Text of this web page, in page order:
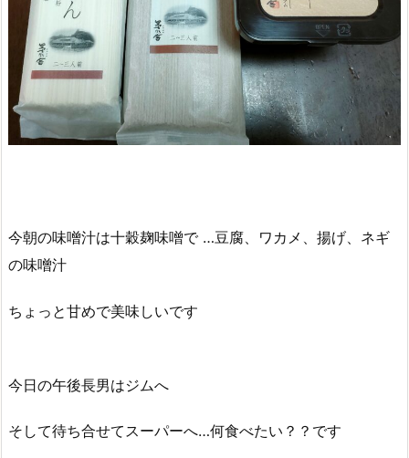
今朝の味噌汁は十穀麹味噌で …豆腐、ワカメ、揚げ、ネギ
の味噌汁
ちょっと甘めで美味しいです
今日の午後長男はジムへ
そして待ち合せてスーパーへ…何食べたい？？です